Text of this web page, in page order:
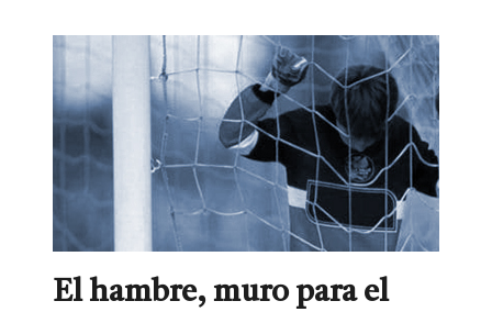
El hambre, muro para el